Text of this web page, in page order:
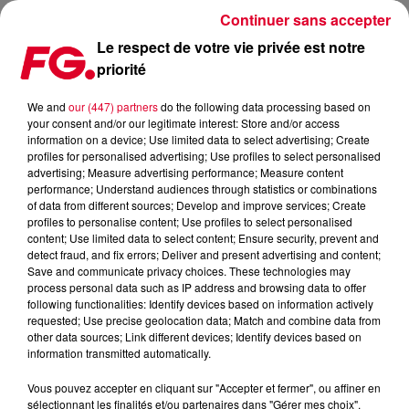
LE FESTIVAL PEACOCK SOCIETY EST DE RETOUR !
Publié : 7 mars 2022 à 12h41 par Christophe HUBERT
Le respect de votre vie privée est notre
priorité
We and our (447) partnersdo the following data processing based on
your consent and/or our legitimate interest: Store and/or access
information on a device; Use limited data to select advertising; Create
profiles for personalised advertising; Use profiles to select personalised
advertising; Measure advertising performance; Measure content
performance; Understand audiences through statistics or combinations
of data from different sources; Develop and improve services; Create
profiles to personalise content; Use profiles to select personalised
content; Use limited data to select content; Ensure security, prevent and
detect fraud, and fix errors; Deliver and present advertising and content;
Save and communicate privacy choices. These technologies may
process personal data such as IP address and browsing data to offer
following functionalities: Identify devices based on information actively
requested; Use precise geolocation data; Match and combine data from
other data sources; Link different devices; Identify devices based on
information transmitted automatically.
Vous pouvez accepter en cliquant sur "Accepter et fermer", ou affiner en
sélectionnant les finalités et/ou partenaires dans "Gérer mes choix".
Continuer sans accepter